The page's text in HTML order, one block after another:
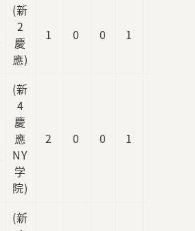
(新
2
慶
應)
1 0 0 1
(新
4
慶
應
NY
学
院)
2 0 0 1
(新